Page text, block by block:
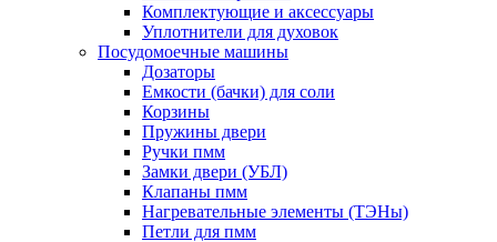
Комплектующие и аксессуары
Уплотнители для духовок
Посудомоечные машины
Дозаторы
Емкости (бачки) для соли
Корзины
Пружины двери
Ручки пмм
Замки двери (УБЛ)
Клапаны пмм
Нагревательные элементы (ТЭНы)
Петли для пмм